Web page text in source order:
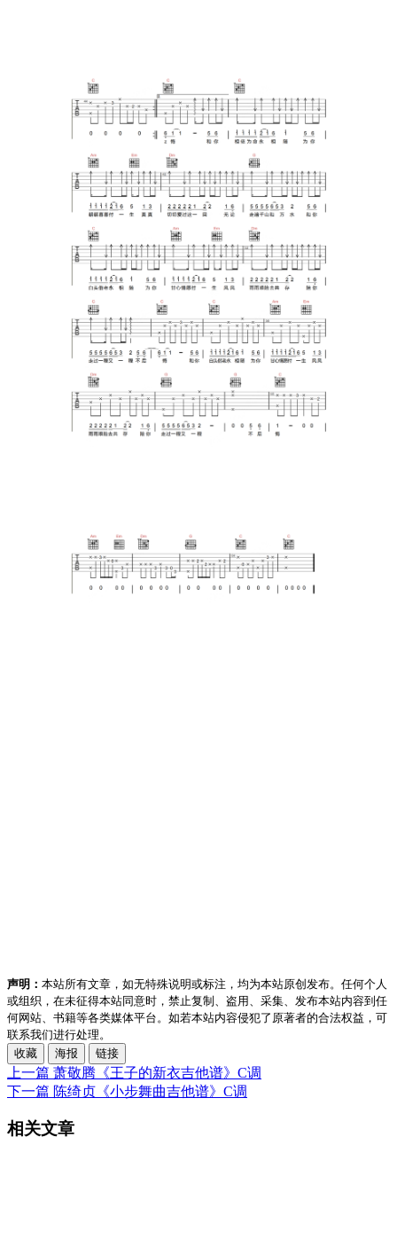
声明： 本站所有文章，如无特殊说明或标注，均为本站原创发布。任何个人
或组织，在未征得本站同意时，禁止复制、盗用、采集、发布本站内容到任
何网站、书籍等各类媒体平台。如若本站内容侵犯了原著者的合法权益，可
联系我们进行处理。
收藏
海报 链接
上一篇 萧敬腾《王子的新衣吉他谱》C调
下一篇 陈绮贞《小步舞曲吉他谱》C调
相关文章